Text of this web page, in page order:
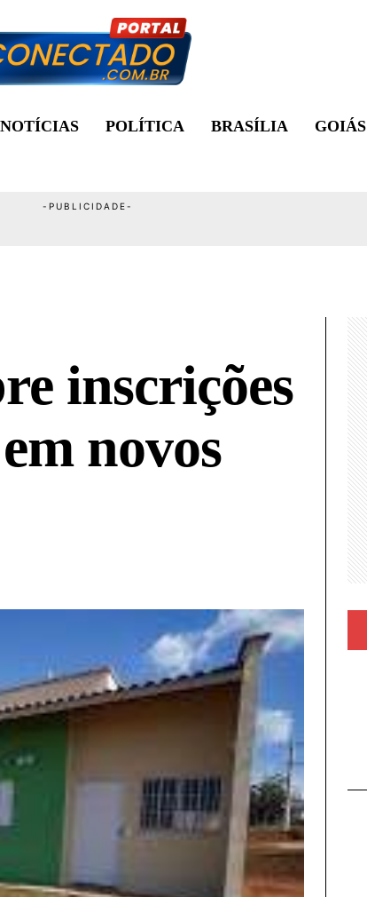
NOTÍCIAS POLÍTICA BRASÍLIA GOIÁS
inscrições
novos